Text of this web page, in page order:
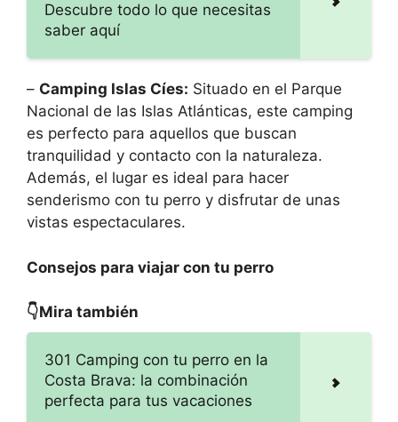
Descubre todo lo que necesitas
saber aquí
– Camping Islas Cíes: Situado en el Parque
Nacional de las Islas Atlánticas, este camping
es perfecto para aquellos que buscan
tranquilidad y contacto con la naturaleza.
Además, el lugar es ideal para hacer
senderismo con tu perro y disfrutar de unas
vistas espectaculares.
Consejos para viajar con tu perro
👇Mira también
301 Camping con tu perro en la
Costa Brava: la combinación
perfecta para tus vacaciones